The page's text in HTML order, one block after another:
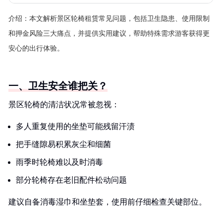
介绍： 本文解析景区轮椅租赁常见问题，包括卫生隐患、使用限制
和押金风险三大痛点，并提供实用建议，帮助特殊需求游客获得更
安心的出行体验。
一、卫生安全谁把关？
景区轮椅的清洁状况常被忽视：
多人重复使用的坐垫可能残留汗渍
把手缝隙易积累灰尘和细菌
雨季时轮椅难以及时消毒
部分轮椅存在老旧配件松动问题
建议自备消毒湿巾和坐垫套，使用前仔细检查关键部位。